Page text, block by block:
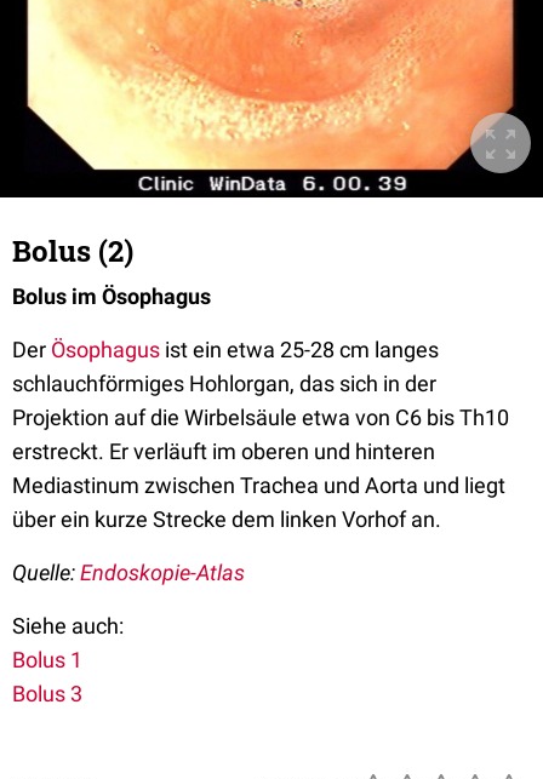
Bolus (2)
Bolus im Ösophagus
Der Ösophagus ist ein etwa 25-28 cm langes
schlauchförmiges Hohlorgan, das sich in der
Projektion auf die Wirbelsäule etwa von C6 bis Th10
erstreckt. Er verläuft im oberen und hinteren
Mediastinum zwischen Trachea und Aorta und liegt
über ein kurze Strecke dem linken Vorhof an.
Quelle:Endoskopie-Atlas
Siehe auch:
Bolus 1
Bolus 3